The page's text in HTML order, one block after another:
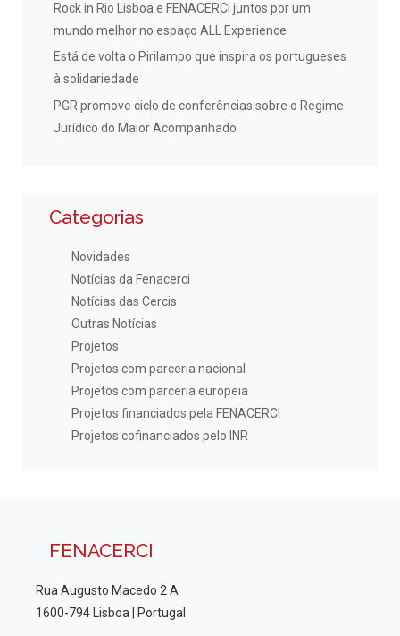
Rock in Rio Lisboa e FENACERCI juntos por um
mundo melhor no espaço ALL Experience
Está de volta o Pirilampo que inspira os portugueses
à solidariedade
PGR promove ciclo de conferências sobre o Regime
Jurídico do Maior Acompanhado
Categorias
Novidades
Notícias da Fenacerci
Notícias das Cercis
Outras Notícias
Projetos
Projetos com parceria nacional
Projetos com parceria europeia
Projetos financiados pela FENACERCI
Projetos cofinanciados pelo INR
FENACERCI
Rua Augusto Macedo 2 A
1600-794 Lisboa | Portugal